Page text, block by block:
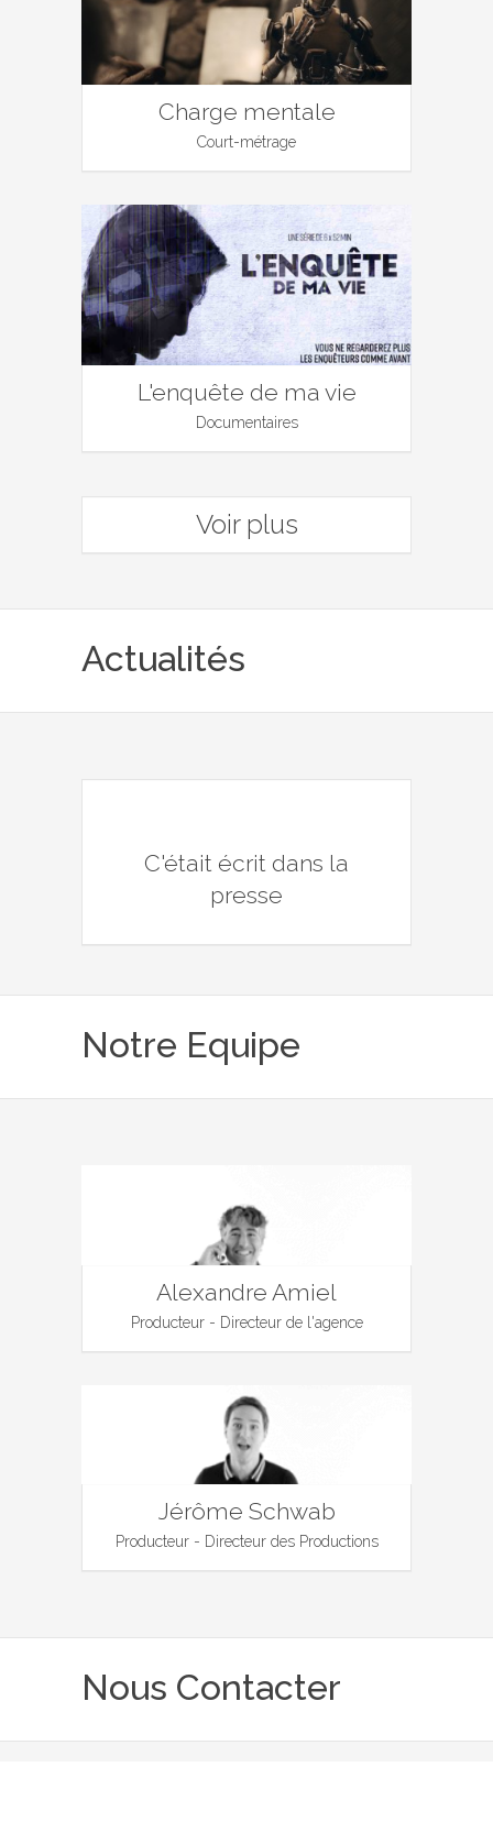
Charge mentale
Court-métrage
L'enquête de ma vie
Documentaires
Voir plus
Actualités
C'était écrit dans la
presse
Notre Equipe
Alexandre Amiel
Producteur - Directeur de l'agence
Jérôme Schwab
Producteur - Directeur des Productions
Nous Contacter